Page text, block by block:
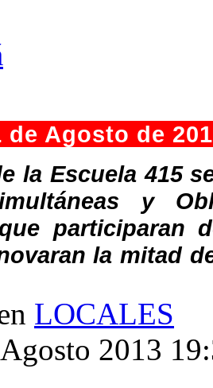
de Agosto de
la Escuela 415
y
participaran
la mitad
LOCALES
2013